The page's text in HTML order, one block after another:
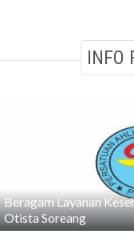
INFO
Beragam Layanan
Otista Soreang